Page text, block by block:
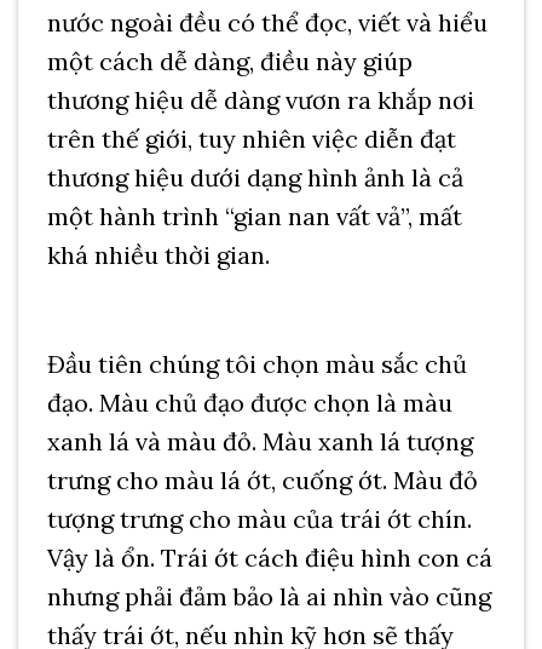
nước ngoài đều có thể đọc, viết và hiểu
một cách dễ dàng, điều này giúp
thương hiệu dễ dàng vươn ra khắp nơi
trên thế giới, tuy nhiên việc diễn đạt
thương hiệu dưới dạng hình ảnh là cả
một hành trình “gian nan vất vả”, mất
khá nhiều thời gian.
Đầu tiên chúng tôi chọn màu sắc chủ
đạo. Màu chủ đạo được chọn là màu
xanh lá và màu đỏ. Màu xanh lá tượng
trưng cho màu lá ớt, cuống ớt. Màu đỏ
tượng trưng cho màu của trái ớt chín.
Vậy là ổn. Trái ớt cách điệu hình con cá
nhưng phải đảm bảo là ai nhìn vào cũng
thấy trái ớt, nếu nhìn kỹ hơn sẽ thấy